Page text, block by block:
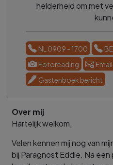
helderheid om met
NL 0909 - 1700
Fotoreading
Gastenboek bericht
Over mij
Hartelijk welkom,
Velen kennen mij nog van
bij Paragnost Eddie. Na